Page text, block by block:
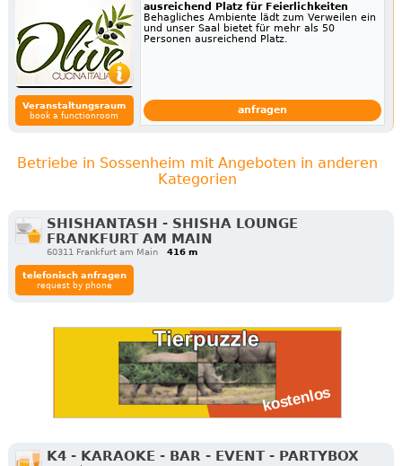
Veranstaltungsraum
book a functionroom
ausreichend Platz für Feierlichkeiten
Behagliches Ambiente lädt zum Verweilen ein
und unser Saal bietet für mehr als 50
Personen ausreichend Platz.
anfragen
Betriebe in Sossenheim mit Angeboten in anderen
Kategorien
SHISHANTASH - SHISHA LOUNGE
FRANKFURT AM MAIN
60311 Frankfurt am Main 416 m
telefonisch anfragen
request by phone
K4 - KARAOKE - BAR - EVENT - PARTYBOX